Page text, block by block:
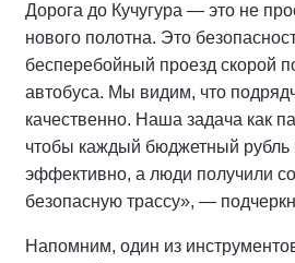
Дорога до Кучугура — это не
нового полотна. Это
бесперебойный проезд скорой
автобуса. Мы видим, что
качественно. Наша задача как
чтобы каждый бюджетный рубль
эффективно, а люди получили
безопасную трассу», —
Напомним, один из